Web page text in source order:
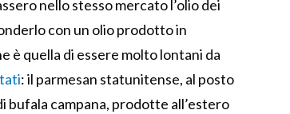
nello stesso mercato l’olio dei
con un olio prodotto in
è quella di essere molto lontani da
: il parmesan statunitense, al posto
bufala campana, prodotte all’estero